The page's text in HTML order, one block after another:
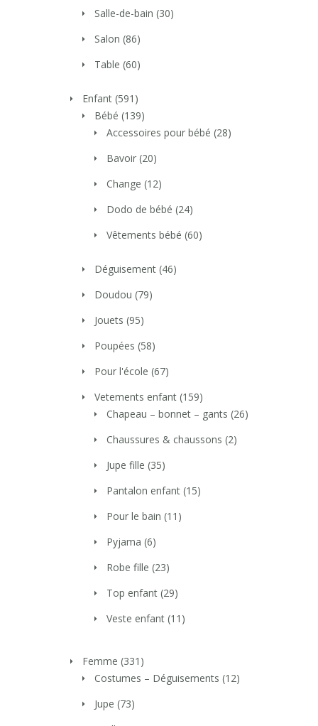
Salle-de-bain (30)
Salon (86)
Table (60)
Enfant (591)
Bébé (139)
Accessoires pour bébé (28)
Bavoir (20)
Change (12)
Dodo de bébé (24)
Vêtements bébé (60)
Déguisement (46)
Doudou (79)
Jouets (95)
Poupées (58)
Pour l'école (67)
Vetements enfant (159)
Chapeau – bonnet – gants (26)
Chaussures & chaussons (2)
Jupe fille (35)
Pantalon enfant (15)
Pour le bain (11)
Pyjama (6)
Robe fille (23)
Top enfant (29)
Veste enfant (11)
Femme (331)
Costumes – Déguisements (12)
Jupe (73)